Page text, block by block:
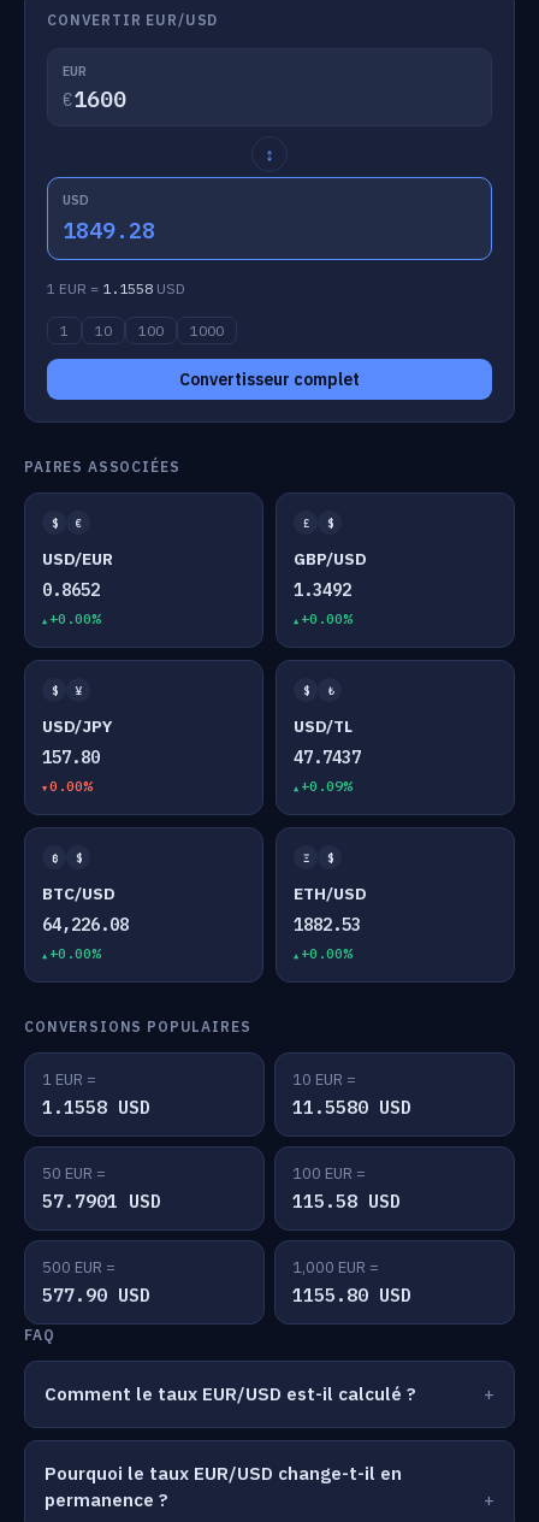
CONVERTIR EUR/USD
EUR
€
↕
USD
1849.28
1 EUR = 1.1558 USD
1 10 100 1000
Convertisseur complet
PAIRES ASSOCIÉES
$ €
USD/EUR
0.8652
+0.00%
£ $
GBP/USD
1.3492
+0.00%
$ ¥
USD/JPY
157.80
0.00%
$ ₺
USD/TL
47.7437
+0.09%
₿ $
BTC/USD
64,226.08
+0.00%
Ξ $
ETH/USD
1882.53
+0.00%
CONVERSIONS POPULAIRES
1 EUR =
1.1558 USD
10 EUR =
11.5580 USD
50 EUR =
57.7901 USD
100 EUR =
115.58 USD
500 EUR =
577.90 USD
1,000 EUR =
1155.80 USD
FAQ
Comment le taux EUR/USD est-il calculé ?
Pourquoi le taux EUR/USD change-t-il en
permanence ?